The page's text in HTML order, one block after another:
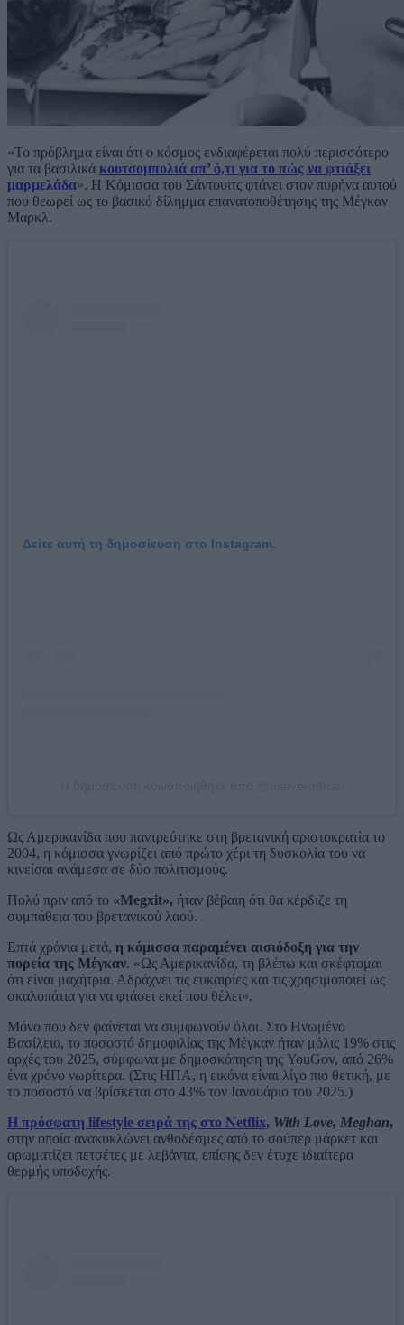
«Το πρόβλημα είναι ότι ο κόσμος ενδιαφέρεται πολύ περισσότερο
για τα βασιλικά κουτσομπολιά απ’ ό,τι για το πώς να φτιάξει
μαρμελάδα». Η Κόμισσα του Σάντουιτς φτάνει στον πυρήνα αυτού
που θεωρεί ως το βασικό δίλημμα επανατοποθέτησης της Μέγκαν
Μαρκλ.
Δείτε αυτή τη δημοσίευση στο Instagram.
Ως Αμερικανίδα που παντρεύτηκε στη βρετανική αριστοκρατία το
2004, η κόμισσα γνωρίζει από πρώτο χέρι τη δυσκολία του να
κινείσαι ανάμεσα σε δύο πολιτισμούς.
Πολύ πριν από το «Megxit», ήταν βέβαιη ότι θα κέρδιζε τη
συμπάθεια του βρετανικού λαού.
Επτά χρόνια μετά, η κόμισσα παραμένει αισιόδοξη για την
πορεία της Μέγκαν. «Ως Αμερικανίδα, τη βλέπω και σκέφτομαι
ότι είναι μαχήτρια. Αδράχνει τις ευκαιρίες και τις χρησιμοποιεί ως
σκαλοπάτια για να φτάσει εκεί που θέλει».
Μόνο που δεν φαίνεται να συμφωνούν όλοι. Στο Ηνωμένο
Βασίλειο, το ποσοστό δημοφιλίας της Μέγκαν ήταν μόλις 19% στις
αρχές του 2025, σύμφωνα με δημοσκόπηση της YouGov, από 26%
ένα χρόνο νωρίτερα. (Στις ΗΠΑ, η εικόνα είναι λίγο πιο θετική, με
το ποσοστό να βρίσκεται στο 43% τον Ιανουάριο του 2025.)
Η πρόσφατη lifestyle σειρά της στο Netflix, With Love, Meghan,
στην οποία ανακυκλώνει ανθοδέσμες από το σούπερ μάρκετ και
αρωματίζει πετσέτες με λεβάντα, επίσης δεν έτυχε ιδιαίτερα
θερμής υποδοχής.